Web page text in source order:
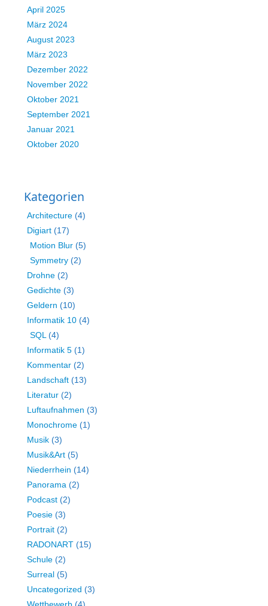
April 2025
März 2024
August 2023
März 2023
Dezember 2022
November 2022
Oktober 2021
September 2021
Januar 2021
Oktober 2020
Kategorien
Architecture (4)
Digiart (17)
Motion Blur (5)
Symmetry (2)
Drohne (2)
Gedichte (3)
Geldern (10)
Informatik 10 (4)
SQL (4)
Informatik 5 (1)
Kommentar (2)
Landschaft (13)
Literatur (2)
Luftaufnahmen (3)
Monochrome (1)
Musik (3)
Musik&Art (5)
Niederrhein (14)
Panorama (2)
Podcast (2)
Poesie (3)
Portrait (2)
RADONART (15)
Schule (2)
Surreal (5)
Uncategorized (3)
Wettbewerb (4)